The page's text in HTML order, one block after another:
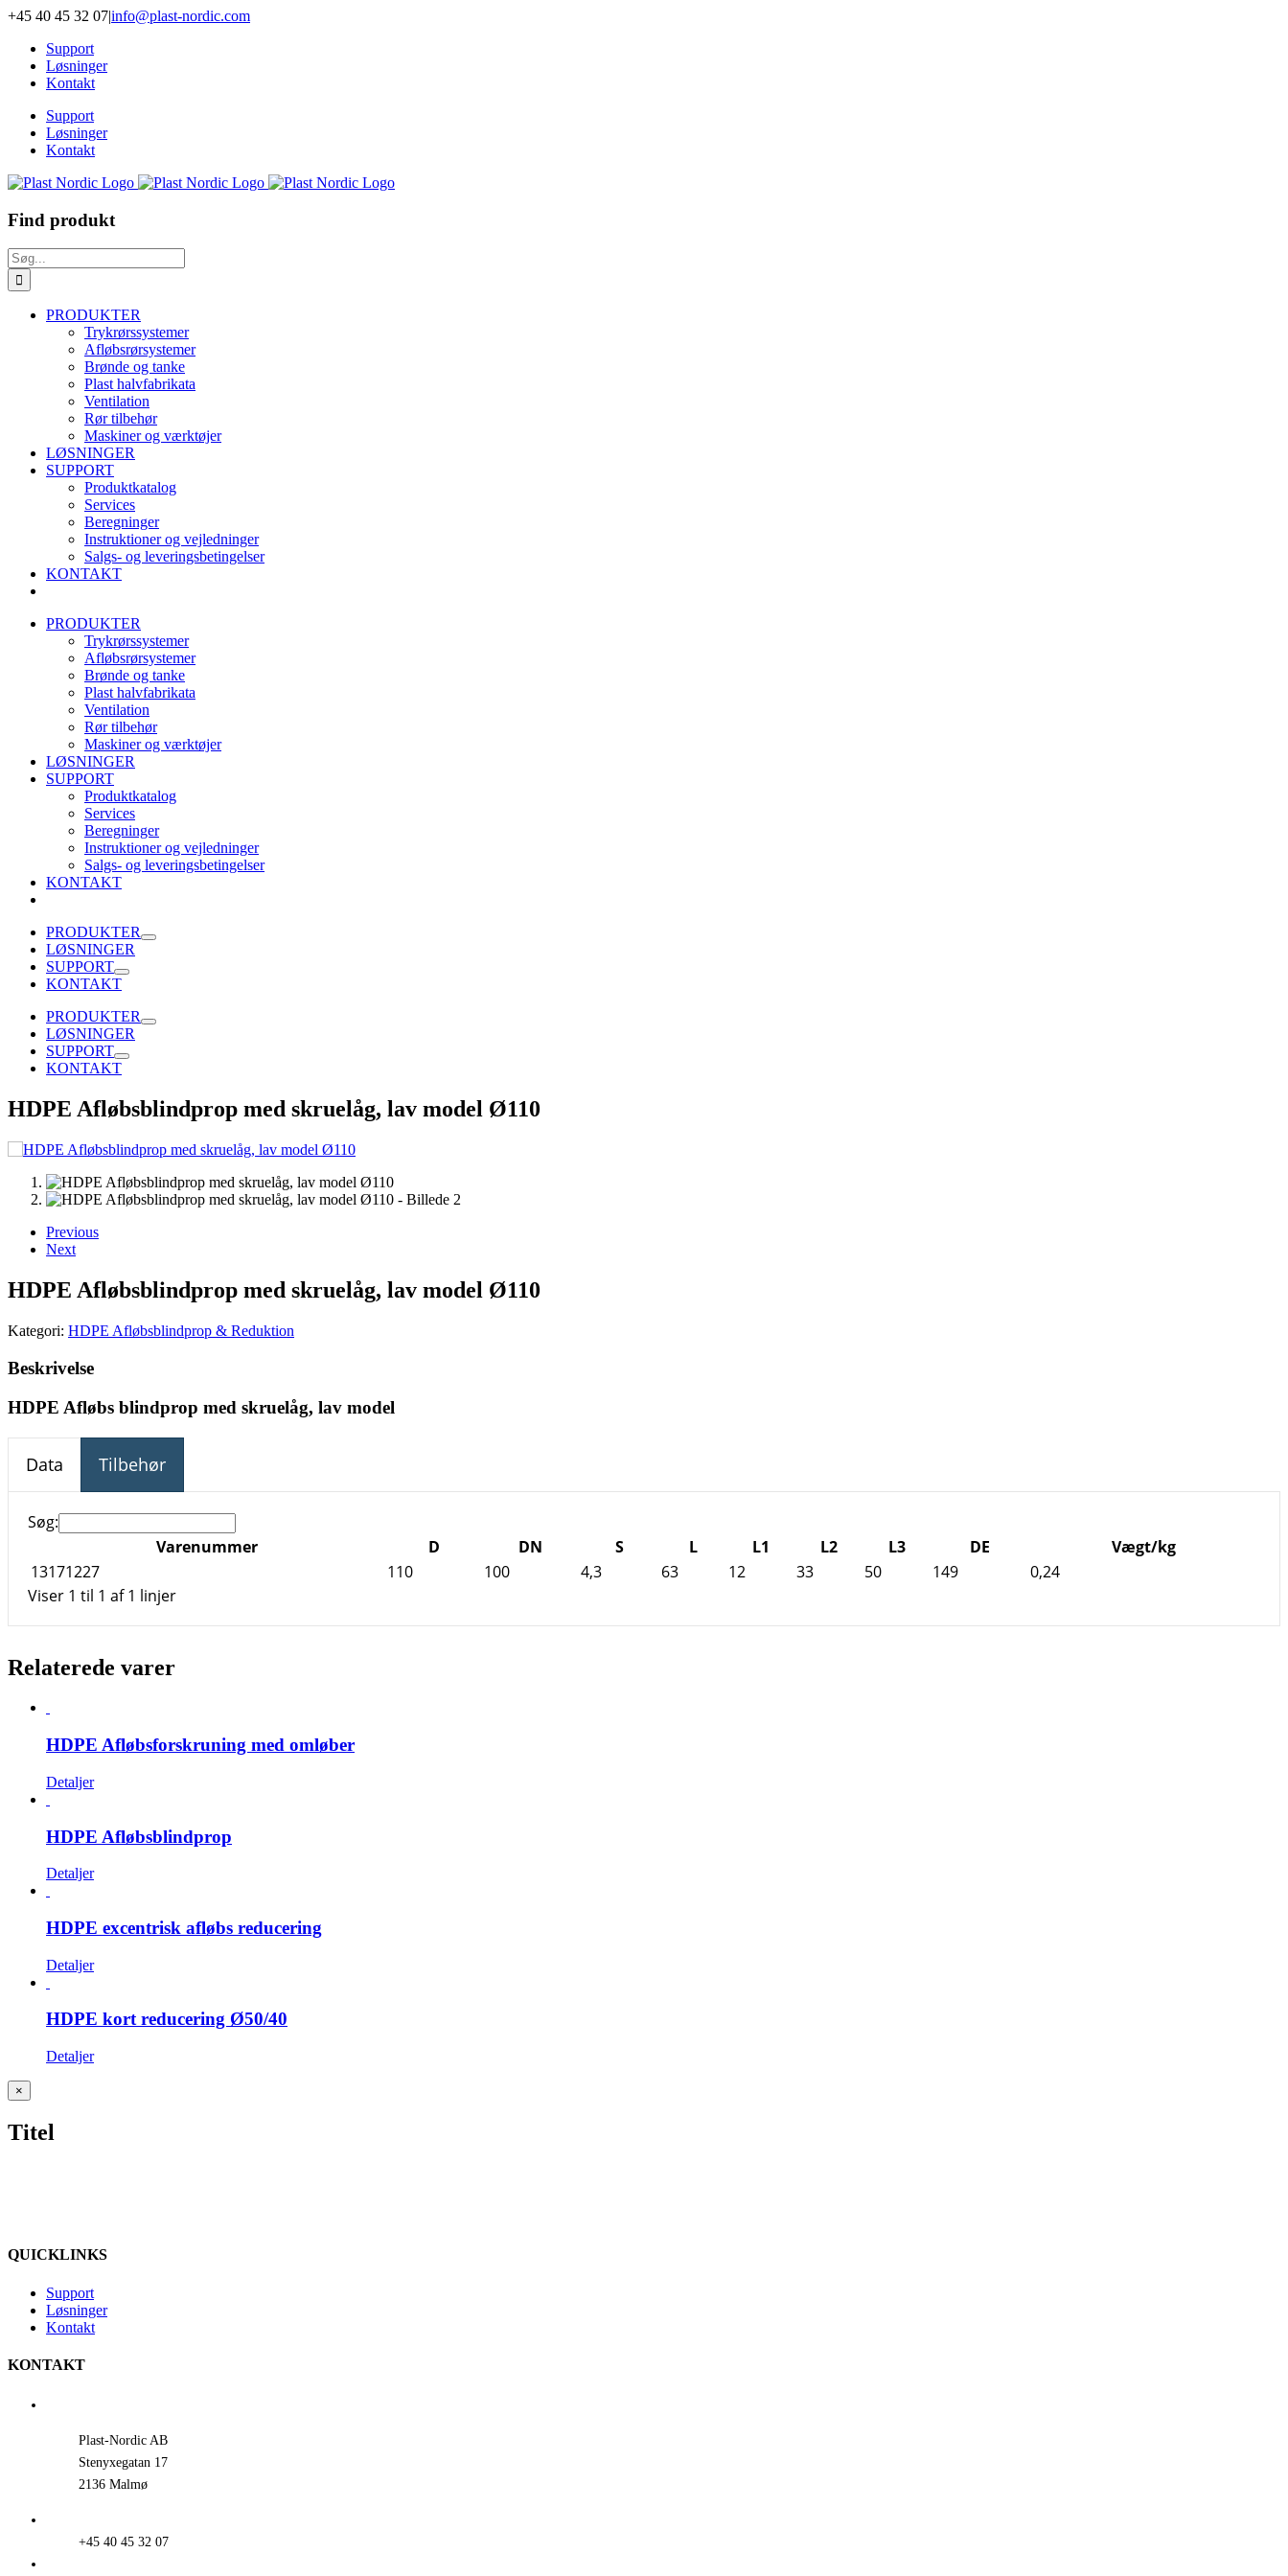
Skip
content
+45 40 45 32 07|info@plast-nordic.com
Support
Løsninger
Kontakt
Support
Løsninger
Kontakt
Find produkt
Søg
efter:
PRODUKTER
Trykrørssystemer
Afløbsrørsystemer
Brønde og tanke
Plast halvfabrikata
Ventilation
Rør tilbehør
Maskiner og værktøjer
LØSNINGER
SUPPORT
Produktkatalog
Services
Beregninger
Instruktioner og vejledninger
Salgs- og leveringsbetingelser
KONTAKT
PRODUKTER
Trykrørssystemer
Afløbsrørsystemer
Brønde og tanke
Plast halvfabrikata
Ventilation
Rør tilbehør
Maskiner og værktøjer
LØSNINGER
SUPPORT
Produktkatalog
Services
Beregninger
Instruktioner og vejledninger
Salgs- og leveringsbetingelser
KONTAKT
PRODUKTER
LØSNINGER
SUPPORT
KONTAKT
PRODUKTER
LØSNINGER
SUPPORT
KONTAKT
HDPE Afløbsblindprop med skruelåg, lav model Ø110
Previous
Next
HDPE Afløbsblindprop med skruelåg, lav model Ø110
Kategori: HDPE Afløbsblindprop & Reduktion
Beskrivelse
HDPE Afløbs blindprop med skruelåg, lav model
Data Tilbehør
Søg:
Varenummer
D DN S L L1 L2 L3 DE
Vægt/kg
13171227
110 100 4,3 63 12 33 50 149
0,24
Viser 1 til 1 af 1 linjer
Relaterede varer
HDPE Afløbsforskruning med omløber
Detaljer
HDPE Afløbsblindprop
Detaljer
HDPE excentrisk afløbs reducering
Detaljer
HDPE kort reducering Ø50/40
Detaljer
Close
product
view
×
Titel
QUICKLINKS
Support
Løsninger
Kontakt
KONTAKT
Plast-Nordic AB
Stenyxegatan 17
2136 Malmø
+45 40 45 32 07